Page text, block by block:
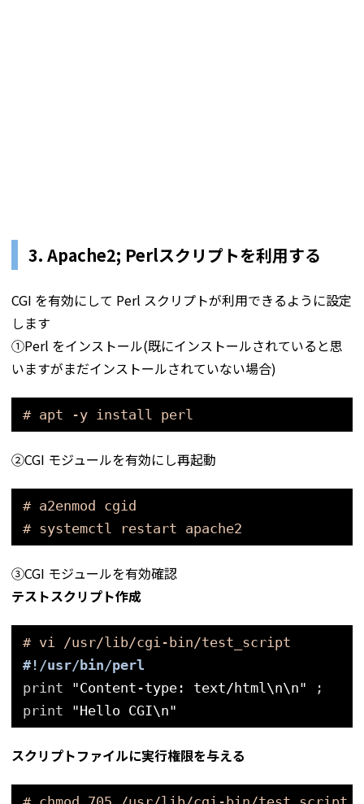
3. Apache2; Perlスクリプトを利用する
CGI を有効にして Perl スクリプトが利用できるように設定
します
①Perl をインストール(既にインストールされていると思
いますがまだインストールされていない場合)
# apt -y install perl
②CGI モジュールを有効にし再起動
# a2enmod cgid
# systemctl restart apache2
③CGI モジュールを有効確認
テストスクリプト作成
# vi /usr/lib/cgi-bin/test_script
#!/usr/bin/perl
print "Content-type: text/html\n\n"
;
print "Hello CGI\n"
スクリプトファイルに実行権限を与える